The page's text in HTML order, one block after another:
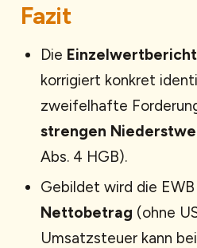
Fazit
Die
korrigiert konkret
zweifelhafte
strengen
Abs. 4 HGB).
Gebildet wird die
Nettobetrag (ohne
Umsatzsteuer kann